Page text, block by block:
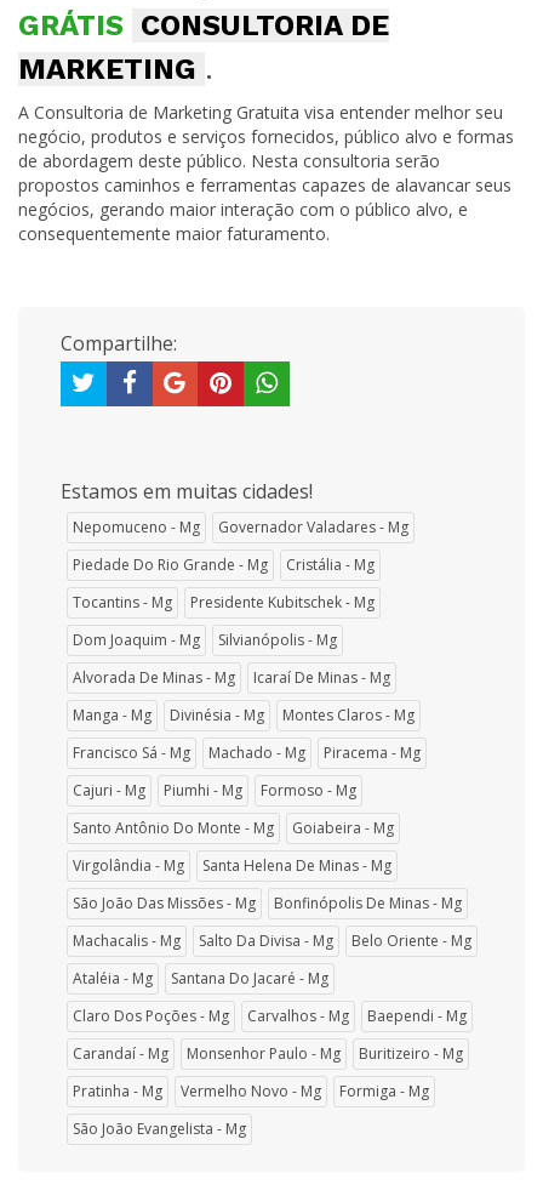
GRÁTIS CONSULTORIA DE
MARKETING .
A Consultoria de Marketing Gratuita visa entender melhor seu
negócio, produtos e serviços fornecidos, público alvo e formas
de abordagem deste público. Nesta consultoria serão
propostos caminhos e ferramentas capazes de alavancar seus
negócios, gerando maior interação com o público alvo, e
consequentemente maior faturamento.
Compartilhe:
Estamos em muitas cidades!
Nepomuceno - Mg
Governador Valadares - Mg
Piedade Do Rio Grande - Mg
Cristália - Mg
Tocantins - Mg
Presidente Kubitschek - Mg
Dom Joaquim - Mg
Silvianópolis - Mg
Alvorada De Minas - Mg
Icaraí De Minas - Mg
Manga - Mg
Divinésia - Mg
Montes Claros - Mg
Francisco Sá - Mg
Machado - Mg
Piracema - Mg
Cajuri - Mg
Piumhi - Mg
Formoso - Mg
Santo Antônio Do Monte - Mg
Goiabeira - Mg
Virgolândia - Mg
Santa Helena De Minas - Mg
São João Das Missões - Mg
Bonfinópolis De Minas - Mg
Machacalis - Mg
Salto Da Divisa - Mg
Belo Oriente - Mg
Ataléia - Mg
Santana Do Jacaré - Mg
Claro Dos Poções - Mg
Carvalhos - Mg
Baependi - Mg
Carandaí - Mg
Monsenhor Paulo - Mg
Buritizeiro - Mg
Pratinha - Mg
Vermelho Novo - Mg
Formiga - Mg
São João Evangelista - Mg